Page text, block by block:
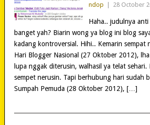
ndop 28 October
Haha.. judulnya anti
banget yah? Biarin wong ya blog ini blog
kadang kontroversial. Hihi.. Kemarin sempat
Hari Blogger Nasional (27 Oktober 2012),
lupa nggak diterusin, walhasil ya telat sehari.
sempet nerusin. Tapi berhubung hari sudah
Sumpah Pemuda (28 Oktober 2012), […]